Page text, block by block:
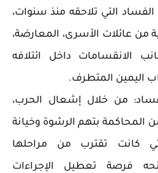
التي تلاحقه منذ سنوات،
من عائلات الأسرى، المعارضة،
الانقسامات داخل ائتلافه
اليمين المتطرف.
من خلال إشعال الحرب،
المحاكمة بتهم الرشوة وخيانة
كانت تقترب من مراحلها
فرصة تعطيل الإجراءات